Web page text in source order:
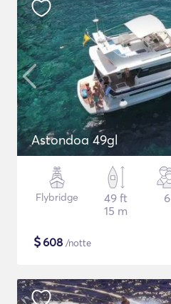
Astondoa 49gl
Flybridge
49 ft
15 m
6
$608 /notte